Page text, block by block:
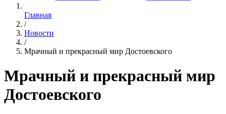
Главная
/
Новости
/
Мрачный и прекрасный мир Достоевского
Мрачный и прекрасный мир
Достоевского